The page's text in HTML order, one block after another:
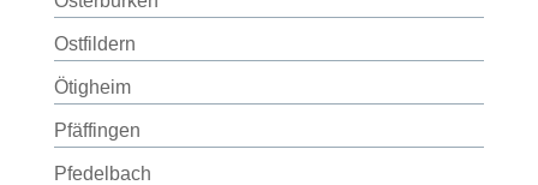
Ostfildern
Ötigheim
Pfäffingen
Pfedelbach